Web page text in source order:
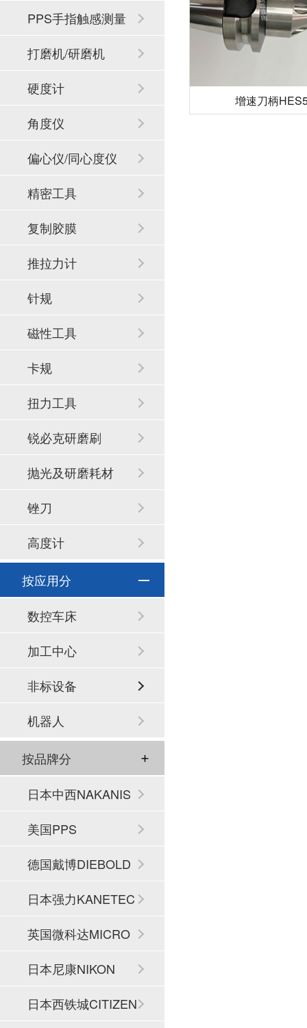
增速刀柄
PPS手指触感测量
系统
打磨机/研磨机
硬度计
角度仪
偏心仪/同心度仪
精密工具
复制胶膜
推拉力计
针规
磁性工具
卡规
扭力工具
锐必克研磨刷
抛光及研磨耗材
锉刀
高度计
按应用分
数控车床
加工中心
非标设备
机器人
按品牌分
日本中西NAKANIS
HI
美国PPS
德国戴博DIEBOLD
日本强力KANETEC
英国微科达MICRO
SET
日本尼康NIKON
日本西铁城CITIZEN